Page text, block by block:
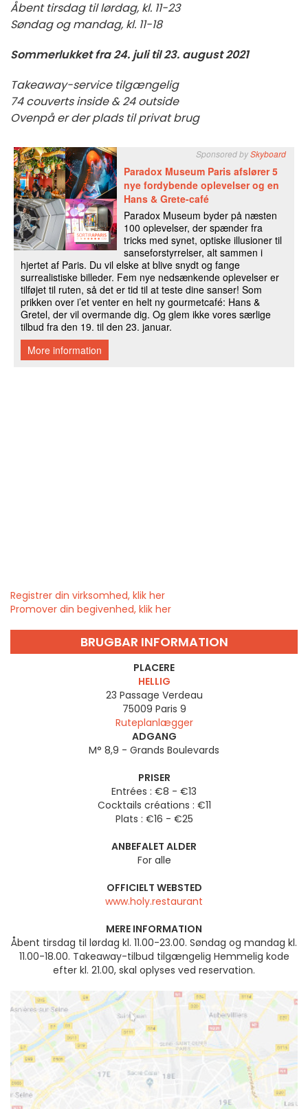
Åbent tirsdag til lørdag, kl. 11-23
Søndag og mandag, kl. 11-18
Sommerlukket fra 24. juli til 23. august 2021
Takeaway-service tilgængelig
74 couverts inside & 24 outside
Ovenpå er der plads til privat brug
Registrer din virksomhed, klik her
Promover din begivenhed, klik her
BRUGBAR INFORMATION
PLACERE
HELLIG
23 Passage Verdeau
75009 Paris 9
Ruteplanlægger
ADGANG
M° 8,9 - Grands Boulevards
PRISER
Entrées : €8 - €13
Cocktails créations : €11
Plats : €16 - €25
ANBEFALET ALDER
For alle
OFFICIELT WEBSTED
www.holy.restaurant
MERE INFORMATION
Åbent tirsdag til lørdag kl. 11.00-23.00. Søndag og mandag kl.
11.00-18.00. Takeaway-tilbud tilgængelig Hemmelig kode
efter kl. 21.00, skal oplyses ved reservation.